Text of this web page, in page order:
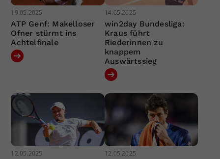
19.05.2025
ATP Genf: Makelloser
Ofner stürmt ins
Achtelfinale
14.05.2025
win2day Bundesliga:
Kraus führt
Riederinnen zu
knappem
Auswärtssieg
12.05.2025 12.05.2025